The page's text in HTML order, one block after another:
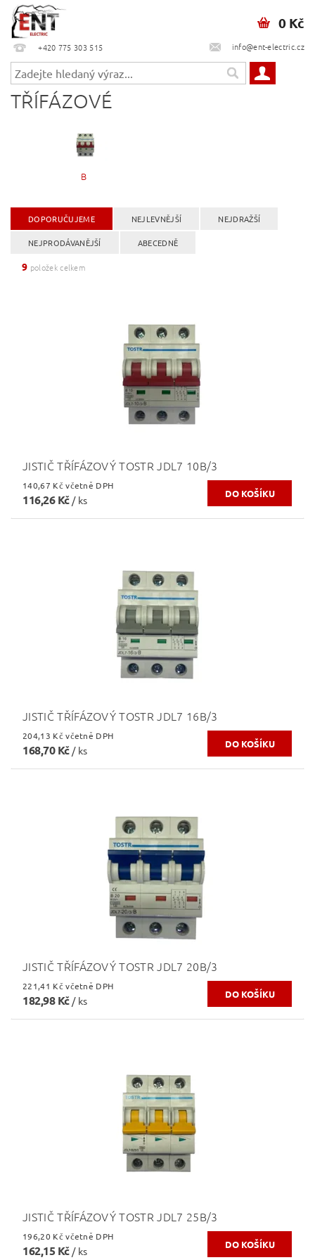
+420 775 303 515 info@ent-electric.cz
0 Kč
TŘÍFÁZOVÉ
B
DOPORUČUJEME NEJLEVNĚJŠÍ NEJDRAŽŠÍ
NEJPRODÁVANĚJŠÍ ABECEDNĚ
9 položek celkem
JISTIČ TŘÍFÁZOVÝ TOSTR JDL7 10B/3
140,67 Kč včetně DPH
116,26 Kč / ks
JISTIČ TŘÍFÁZOVÝ TOSTR JDL7 16B/3
204,13 Kč včetně DPH
168,70 Kč / ks
JISTIČ TŘÍFÁZOVÝ TOSTR JDL7 20B/3
221,41 Kč včetně DPH
182,98 Kč/ ks
JISTIČ TŘÍFÁZOVÝ TOSTR JDL7 25B/3
196,20 Kč včetně DPH
162,15 Kč/ ks